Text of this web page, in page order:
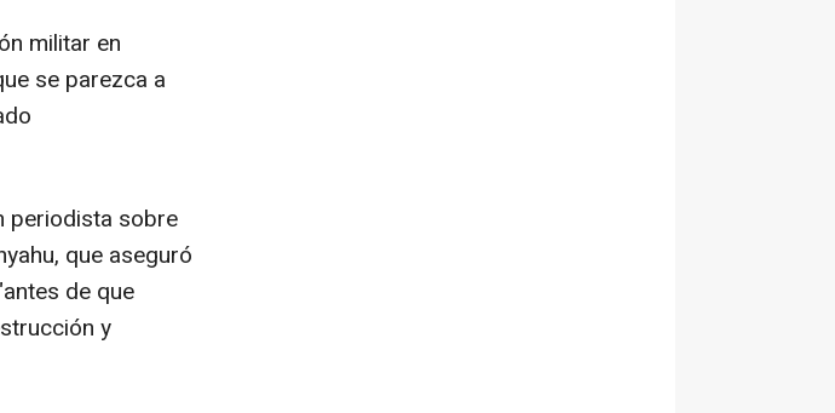
militar en
se parezca a
periodista sobre
que aseguró
de que
y